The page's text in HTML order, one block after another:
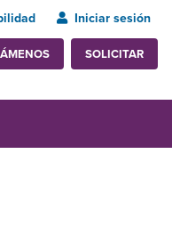
Iniciar sesión
SOLICITAR